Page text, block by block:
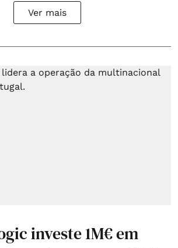
Ver mais
investe 1M€ em